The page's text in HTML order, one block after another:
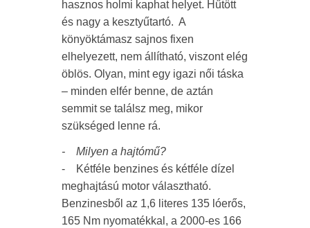
hasznos holmi kaphat helyet. Hűtött
és nagy a kesztyűtartó. A
könyöktámasz sajnos fixen
elhelyezett, nem állítható, viszont elég
öblös. Olyan, mint egy igazi női táska
– minden elfér benne, de aztán
semmit se találsz meg, mikor
szükséged lenne rá.
- Milyen a hajtómű?
- Kétféle benzines és kétféle dízel
meghajtású motor választható.
Benzinesből az 1,6 literes 135 lóerős,
165 Nm nyomatékkal, a 2000-es 166